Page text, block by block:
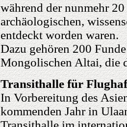
während der nunmehr
archäologischen,
entdeckt worden waren.
Dazu gehören 200
Mongolischen Altai, die
Transithalle für
In Vorbereitung des
kommenden Jahr in